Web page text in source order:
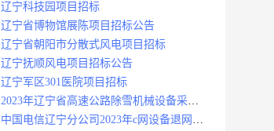
辽宁科技园项目招标
辽宁省博物馆展陈项目招标公告
辽宁省朝阳市分散式风电项目招标
辽宁抚顺风电项目招标公告
辽宁军区301医院项目招标
2023年辽宁省高速公路除雪机械设备采购
项目招标招标公告
中国电信辽宁分公司2023年c网设备退网拆